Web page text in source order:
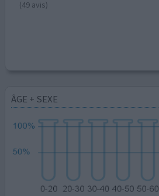
(49 avis)
ÂGE + SEXE